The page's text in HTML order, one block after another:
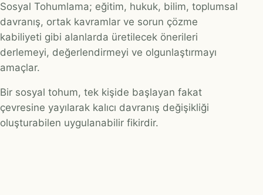
Sosyal Tohumlama; eğitim, hukuk, bilim, toplumsal
davranış, ortak kavramlar ve sorun çözme
kabiliyeti gibi alanlarda üretilecek önerileri
derlemeyi, değerlendirmeyi ve olgunlaştırmayı
amaçlar.
Bir sosyal tohum, tek kişide başlayan fakat
çevresine yayılarak kalıcı davranış değişikliği
oluşturabilen uygulanabilir fikirdir.